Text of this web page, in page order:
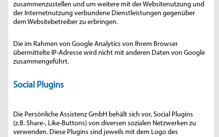
zusammenzustellen und um weitere mit der Websitenutzung und
der Internetnutzung verbundene Dienstleistungen gegenüber
dem Websitebetreiber zu erbringen.
Die im Rahmen von Google Analytics von Ihrem Browser
übermittelte IP-Adresse wird nicht mit anderen Daten von Google
zusammengeführt.
Social Plugins
Die Persönliche Assistenz GmbH behält sich vor, Social Plugins
(z.B. Share-, Like-Buttons) von diversen sozialen Netzwerken zu
verwenden. Diese Plugins sind jeweils mit dem Logo des